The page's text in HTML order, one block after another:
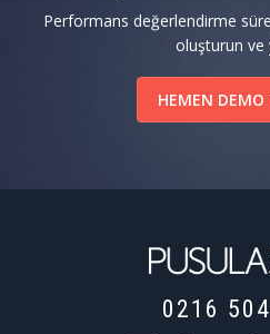
Performans değerlendirme
oluşturun ve
HEMEN DEMO
0216